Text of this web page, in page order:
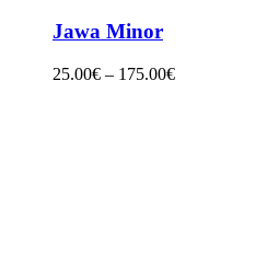
Jawa Minor
25.00€ – 175.00€